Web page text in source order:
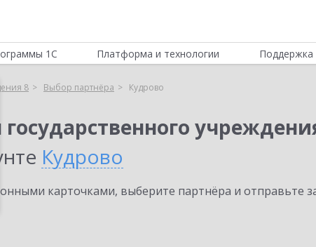
1С Платформа и технологии Поддержка
8 Выбор партнёра Кудрово
государственного
Кудрово
карточками, выберите партнёра и отправьте